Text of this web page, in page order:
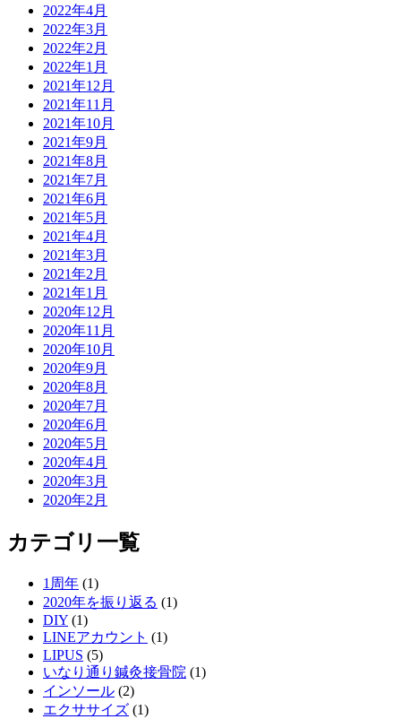
2022年4月
2022年3月
2022年2月
2022年1月
2021年12月
2021年11月
2021年10月
2021年9月
2021年8月
2021年7月
2021年6月
2021年5月
2021年4月
2021年3月
2021年2月
2021年1月
2020年12月
2020年11月
2020年10月
2020年9月
2020年8月
2020年7月
2020年6月
2020年5月
2020年4月
2020年3月
2020年2月
カテゴリ一覧
1周年 (1)
2020年を振り返る (1)
DIY (1)
LINEアカウント (1)
LIPUS (5)
いなり通り鍼灸接骨院 (1)
インソール (2)
エクササイズ (1)